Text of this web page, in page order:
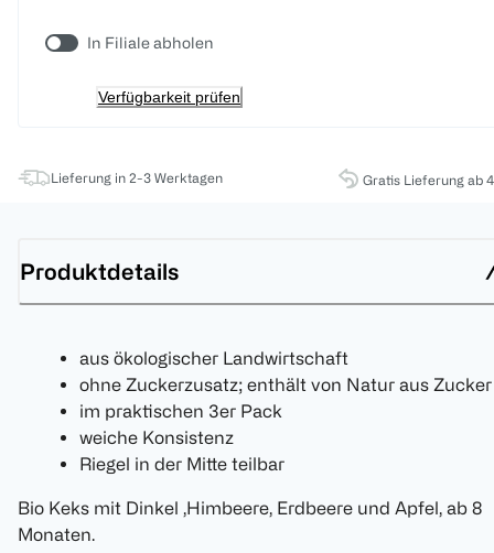
In Filiale abholen
Verfügbarkeit prüfen
Lieferung in 2-3 Werktagen Gratis Lieferung ab
Produktdetails
aus ökologischer Landwirtschaft
ohne Zuckerzusatz; enthält von Natur aus Zucker
im praktischen 3er Pack
weiche Konsistenz
Riegel in der Mitte teilbar
Bio Keks mit Dinkel ,Himbeere, Erdbeere und Apfel, ab 8
Monaten.